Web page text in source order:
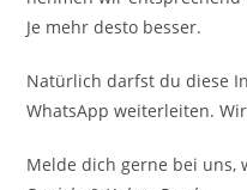
Je mehr desto besser.
Natürlich darfst du diese
WhatsApp weiterleiten.
Melde dich gerne bei uns,